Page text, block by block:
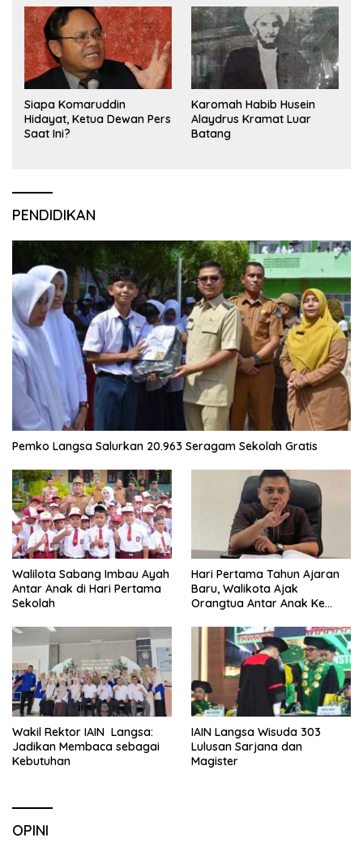
Siapa Komaruddin
Hidayat, Ketua Dewan Pers
Saat Ini?
Karomah Habib Husein
Alaydrus Kramat Luar
Batang
PENDIDIKAN
Pemko Langsa Salurkan 20.963 Seragam Sekolah Gratis
Walilota Sabang Imbau Ayah
Antar Anak di Hari Pertama
Sekolah
Hari Pertama Tahun Ajaran
Baru, Walikota Ajak
Orangtua Antar Anak Ke
Wakil Rektor IAIN Langsa:
Jadikan Membaca sebagai
Kebutuhan
IAIN Langsa Wisuda 303
Lulusan Sarjana dan
Magister
OPINI